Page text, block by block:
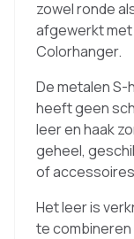
zowel ronde
afgewerkt
Colorhanger.
De metalen S-
heeft geen
leer en haak
geheel,
of
Het leer is
te combineren